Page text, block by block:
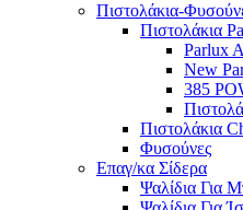
Πιστολάκια-
Πιστολάκια
Parlux
New
385
Πιστολάκια
Φυσούνες
Επαγ/κα Σίδερα
Ψαλίδια Για